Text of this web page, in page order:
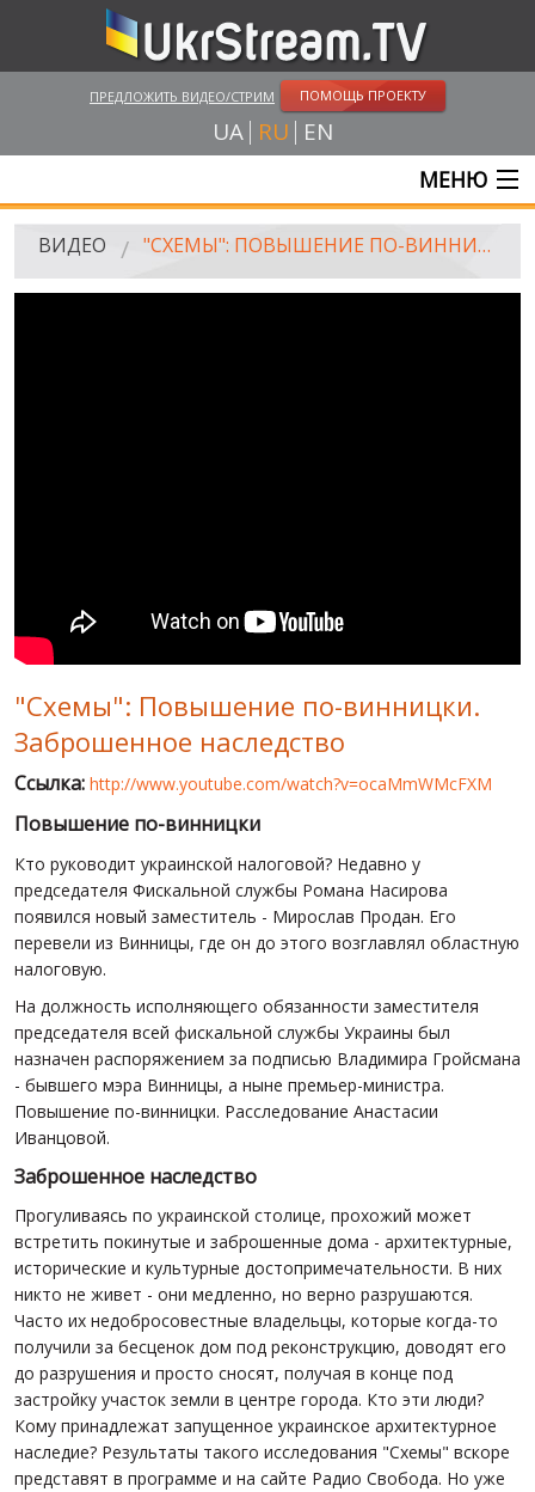
ПРЕДЛОЖИТЬ ВИДЕО/СТРИМ ПОМОЩЬ ПРОЕКТУ
UA RU EN
МЕНЮ
ГЛАВНАЯ
ПУБЛИЧНЫЕ ЛЮДИ
РОССИЙСКО-УКРАИНСКАЯ ВОЙНА
WINTER ON FIRE: UKRAINE'S FIGHT FOR FREEDOM
ХРОНОЛОГИЯ ЄВРОМАЙДАНА
ВИДЕО "СХЕМЫ": ПОВЫШЕНИЕ ПО-ВИННИЦКИ. ЗАБРОШЕННОЕ НАСЛЕДСТВО
"Схемы": Повышение по-винницки.
Заброшенное наследство
Ссылка: http://www.youtube.com/watch?v=ocaMmWMcFXM
Повышение по-винницки
Кто руководит украинской налоговой? Недавно у
председателя Фискальной службы Романа Насирова
появился новый заместитель - Мирослав Продан. Его
перевели из Винницы, где он до этого возглавлял областную
налоговую.
На должность исполняющего обязанности заместителя
председателя всей фискальной службы Украины был
назначен распоряжением за подписью Владимира Гройсмана
- бывшего мэра Винницы, а ныне премьер-министра.
Повышение по-винницки. Расследование Анастасии
Иванцовой.
Заброшенное наследство
Прогуливаясь по украинской столице, прохожий может
встретить покинутые и заброшенные дома - архитектурные,
исторические и культурные достопримечательности. В них
никто не живет - они медленно, но верно разрушаются.
Часто их недобросовестные владельцы, которые когда-то
получили за бесценок дом под реконструкцию, доводят его
до разрушения и просто сносят, получая в конце под
застройку участок земли в центре города. Кто эти люди?
Кому принадлежат запущенное украинское архитектурное
наследие? Результаты такого исследования "Схемы" вскоре
представят в программе и на сайте Радио Свобода. Но уже